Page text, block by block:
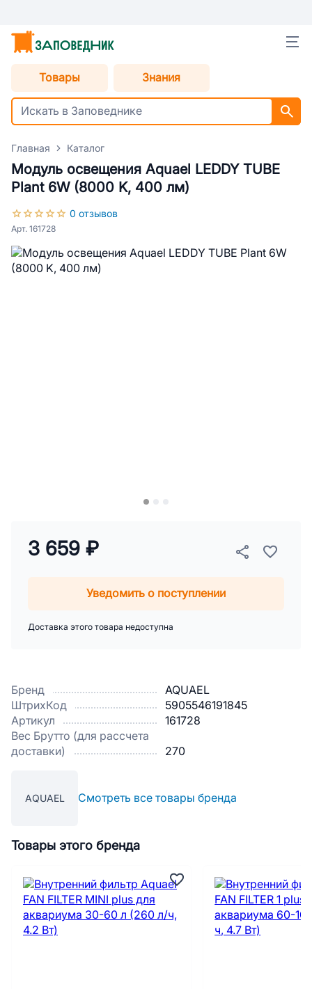
Товары Знания
Главная Каталог
Модуль освещения Aquael LEDDY TUBE
Plant 6W (8000 K, 400 лм)
0 отзывов
Арт. 161728
Бренд
AQUAEL
ШтрихКод
5905546191845
Артикул
161728
Вес Брутто (для рассчета
доставки)
270
AQUAEL Смотреть все товары бренда
3 659 ₽
Уведомить о поступлении
Доставка этого товара недоступна
Товары этого бренда